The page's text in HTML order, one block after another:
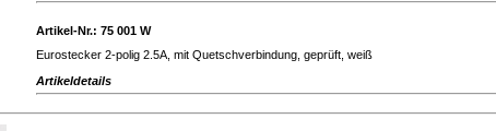
Artikel-Nr.: 75 001 W
Eurostecker 2-polig 2.5A, mit Quetschverbindung, geprüft, weiß
Artikeldetails